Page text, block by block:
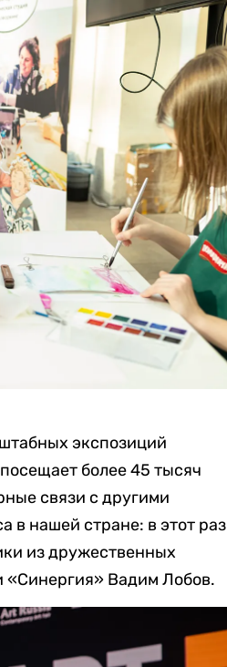
экспозиций
более 45 тысяч
связи с другими
в нашей стране: в этот раз
из дружественных
«Синергия» Вадим Лобов.